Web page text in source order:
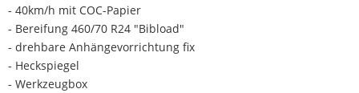
- 40km/h mit COC-Papier
- Bereifung 460/70 R24 "Bibload"
- drehbare Anhängevorrichtung fix
- Heckspiegel
- Werkzeugbox